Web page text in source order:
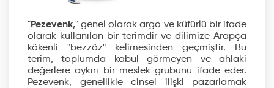
"Pezevenk," genel olarak argo ve küfürlü bir ifade
olarak kullanılan bir terimdir ve dilimize Arapça
kökenli "bezzâz" kelimesinden geçmiştir. Bu
terim, toplumda kabul görmeyen ve ahlaki
değerlere aykırı bir meslek grubunu ifade eder.
Pezevenk, genellikle cinsel ilişki pazarlamak